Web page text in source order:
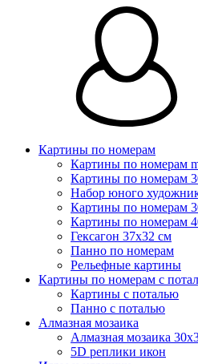
Картины по номерам
Картины по номерам
Картины по номерам
Набор юного
Картины по номерам
Картины по номерам
Гексагон 37х32 см
Панно по номерам
Рельефные картины
Картины по номерам с
Картины с поталью
Панно с поталью
Алмазная мозаика
Алмазная мозаика
5D реплики икон